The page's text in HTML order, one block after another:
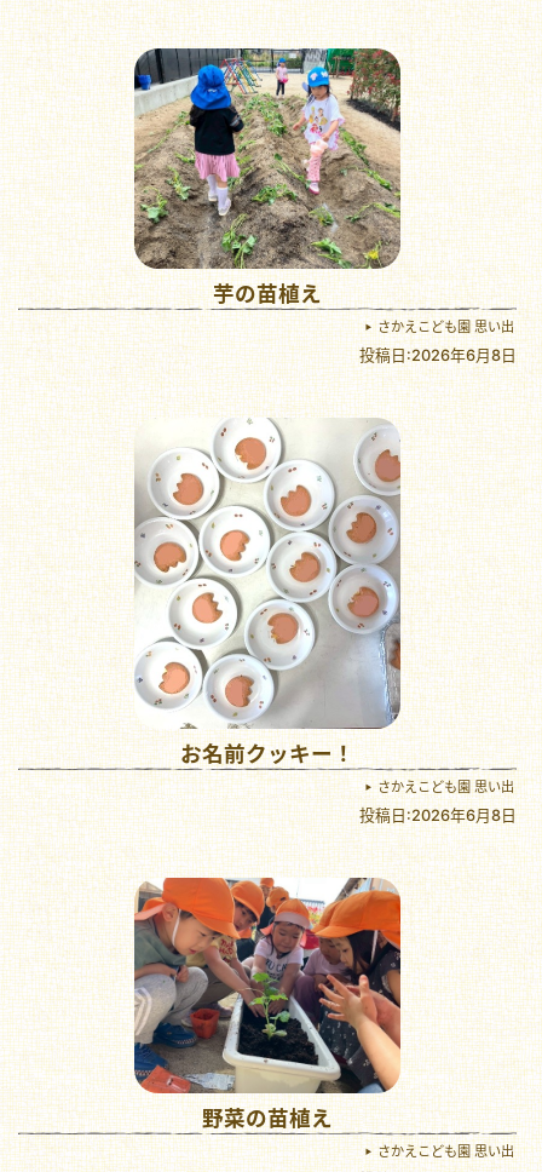
芋の苗植え
さかえこども園 思い出
投稿日:2026年6月8日
お名前クッキー！
さかえこども園 思い出
投稿日:2026年6月8日
野菜の苗植え
さかえこども園 思い出